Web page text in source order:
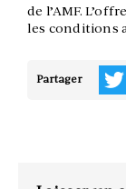
de l’AMF.
les conditions
Partager